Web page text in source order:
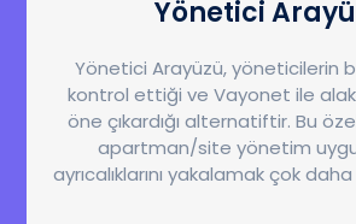
Yönetici
Yönetici Arayüzü, yöneticilerin
kontrol ettiği ve Vayonet ile
öne çıkardığı alternatiftir. Bu
apartman/site yönetim
ayrıcalıklarını yakalamak çok